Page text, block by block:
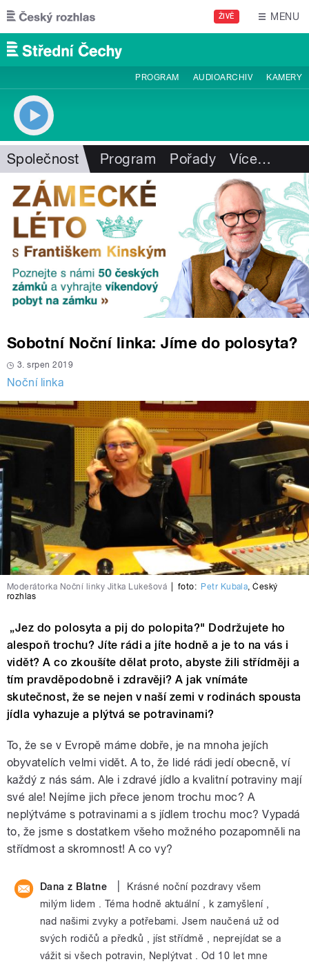
Přejít k hlavnímu obsahu
ŽIVĚ MENU
PROGRAM AUDIOARCHIV KAMERY
Společnost Program Pořady Více…
Sobotní Noční linka: Jíme do polosyta?
3. srpen 2019
Noční linka
Moderátorka Noční linky Jitka Lukešová foto: Petr Kubala,Český
rozhlas
„Jez do polosyta a pij do polopita?" Dodržujete ho
alespoň trochu? Jíte rádi a jíte hodně a je to na vás i
vidět? A co zkoušíte dělat proto, abyste žili střídměji a
tím pravděpodobně i zdravěji? A jak vnímáte
skutečnost, že se nejen v naší zemi v rodinách spousta
jídla vyhazuje a plýtvá se potravinami?
To, že se v Evropě máme dobře, je na mnoha jejích
obyvatelích velmi vidět. A to, že lidé rádi jedí obecně, ví
každý z nás sám. Ale i zdravé jídlo a kvalitní potraviny mají
své ale! Nejíme jich přece jenom trochu moc? A
neplýtváme s potravinami a s jídlem trochu moc? Vypadá
to, že jsme s dostatkem všeho možného pozapomněli na
střídmost a skromnost! A co vy?
Dana z Blatne
Krásné noční pozdravy všem
milým lidem . Téma hodně aktuální , k zamyšlení ,
nad našimi zvyky a potřebami. Jsem naučená už od
svých rodičů a předků , jíst střídmě , neprejídat se a
vážit si všech potravin, Neplýtvat . Od 10 let mne